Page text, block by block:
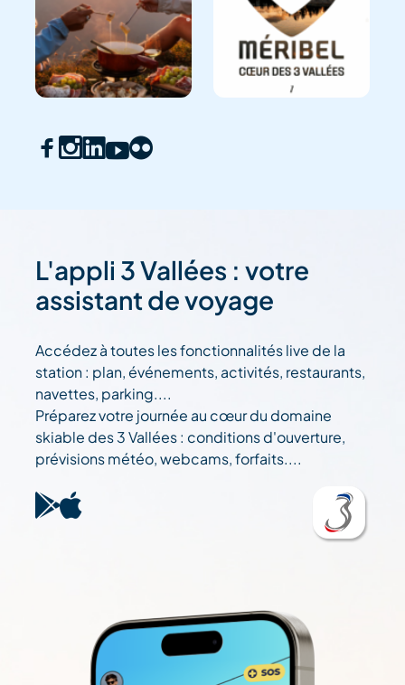
L'appli 3 Vallées : votre
assistant de voyage
Accédez à toutes les fonctionnalités live de la
station : plan, événements, activités, restaurants,
navettes, parking....
Préparez votre journée au cœur du domaine
skiable des 3 Vallées : conditions d'ouverture,
prévisions météo, webcams, forfaits....